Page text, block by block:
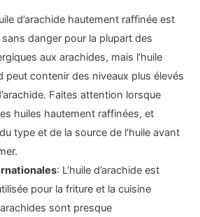
d’arachide hautement raffinée est
danger pour la plupart des
aux arachides, mais l’huile
peut contenir des niveaux plus élevés
Faites attention lorsque
huiles hautement raffinées, et
type et de la source de l’huile avant
: L’huile d’arachide est
pour la friture et la cuisine
sont presque